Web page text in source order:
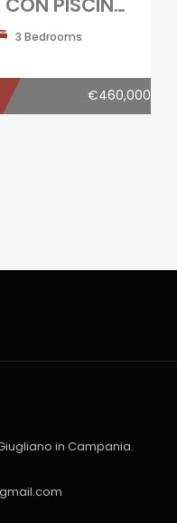
3 Bedrooms
€460,000
in Campania.